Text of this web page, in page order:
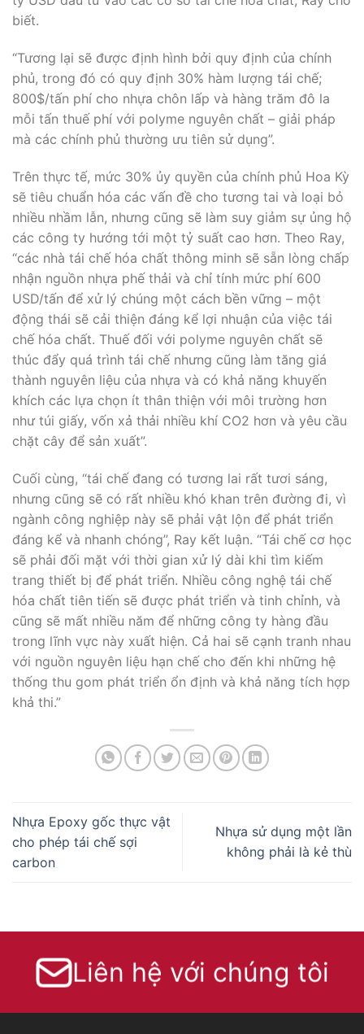
biết.
“Tương lại sẽ được định hình bởi quy định của chính
phủ, trong đó có quy định 30% hàm lượng tái chế;
800$/tấn phí cho nhựa chôn lấp và hàng trăm đô la
mỗi tấn thuế phí với polyme nguyên chất – giải pháp
mà các chính phủ thường ưu tiên sử dụng”.
Trên thực tế, mức 30% ủy quyền của chính phủ Hoa Kỳ
sẽ tiêu chuẩn hóa các vấn đề cho tương tai và loại bỏ
nhiều nhầm lẫn, nhưng cũng sẽ làm suy giảm sự ủng hộ
các công ty hướng tới một tỷ suất cao hơn. Theo Ray,
“các nhà tái chế hóa chất thông minh sẽ sẵn lòng chấp
nhận nguồn nhựa phế thải và chỉ tính mức phí 600
USD/tấn để xử lý chúng một cách bền vững – một
động thái sẽ cải thiện đáng kể lợi nhuận của việc tái
chế hóa chất. Thuế đối với polyme nguyên chất sẽ
thúc đẩy quá trình tái chế nhưng cũng làm tăng giá
thành nguyên liệu của nhựa và có khả năng khuyến
khích các lựa chọn ít thân thiện với môi trường hơn
như túi giấy, vốn xả thải nhiều khí CO2 hơn và yêu cầu
chặt cây để sản xuất”.
Cuối cùng, “tái chế đang có tương lai rất tươi sáng,
nhưng cũng sẽ có rất nhiều khó khan trên đường đi, vì
ngành công nghiệp này sẽ phải vật lộn để phát triển
đáng kể và nhanh chóng”, Ray kết luận. “Tái chế cơ học
sẽ phải đối mặt với thời gian xử lý dài khi tìm kiếm
trang thiết bị để phát triển. Nhiều công nghệ tái chế
hóa chất tiên tiến sẽ được phát triển và tinh chỉnh, và
cũng sẽ mất nhiều năm để những công ty hàng đầu
trong lĩnh vực này xuất hiện. Cả hai sẽ cạnh tranh nhau
với nguồn nguyên liệu hạn chế cho đến khi những hệ
thống thu gom phát triển ổn định và khả năng tích hợp
khả thi.”
Nhựa Epoxy gốc thực vật
cho phép tái chế sợi
carbon
Nhựa sử dụng một lần
không phải là kẻ thù
Liên hệ với chúng tôi